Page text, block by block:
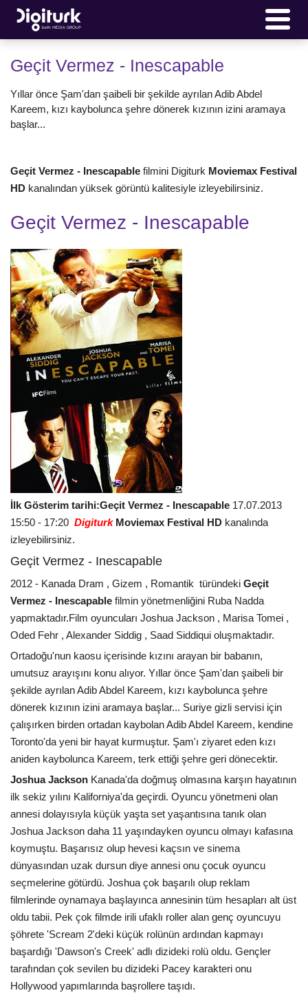
Geçit Vermez - Inescapable
Yıllar önce Şam'dan şaibeli bir şekilde ayrılan Adib Abdel
Kareem, kızı kaybolunca şehre dönerek kızının izini aramaya
başlar...
Geçit Vermez - Inescapable filmini Digiturk Moviemax Festival
HD kanalından yüksek görüntü kalitesiyle izleyebilirsiniz.
Geçit Vermez - Inescapable
İlk Gösterim tarihi:Geçit Vermez - Inescapable 17.07.2013
15:50 - 17:20 Digiturk Moviemax Festival HD kanalında
izleyebilirsiniz.
Geçit Vermez - Inescapable
2012 - Kanada Dram , Gizem , Romantik türündeki Geçit
Vermez - Inescapable filmin yönetmenliğini Ruba Nadda
yapmaktadır.Film oyuncuları Joshua Jackson , Marisa Tomei ,
Oded Fehr , Alexander Siddig , Saad Siddiqui oluşmaktadır.
Ortadoğu'nun kaosu içerisinde kızını arayan bir babanın,
umutsuz arayışını konu alıyor. Yıllar önce Şam'dan şaibeli bir
şekilde ayrılan Adib Abdel Kareem, kızı kaybolunca şehre
dönerek kızının izini aramaya başlar... Suriye gizli servisi için
çalışırken birden ortadan kaybolan Adib Abdel Kareem, kendine
Toronto'da yeni bir hayat kurmuştur. Şam'ı ziyaret eden kızı
aniden kaybolunca Kareem, terk ettiği şehre geri dönecektir.
Joshua Jackson Kanada'da doğmuş olmasına karşın hayatının
ilk sekiz yılını Kaliforniya'da geçirdi. Oyuncu yönetmeni olan
annesi dolayısıyla küçük yaşta set yaşantısına tanık olan
Joshua Jackson daha 11 yaşındayken oyuncu olmayı kafasına
koymuştu. Başarısız olup hevesi kaçsın ve sinema
dünyasından uzak dursun diye annesi onu çocuk oyuncu
seçmelerine götürdü. Joshua çok başarılı olup reklam
filmlerinde oynamaya başlayınca annesinin tüm hesapları alt üst
oldu tabii. Pek çok filmde irili ufaklı roller alan genç oyuncuyu
şöhrete 'Scream 2'deki küçük rolünün ardından kapmayı
başardığı 'Dawson's Creek' adlı dizideki rolü oldu. Gençler
tarafından çok sevilen bu dizideki Pacey karakteri onu
Hollywood yapımlarında başrollere taşıdı.